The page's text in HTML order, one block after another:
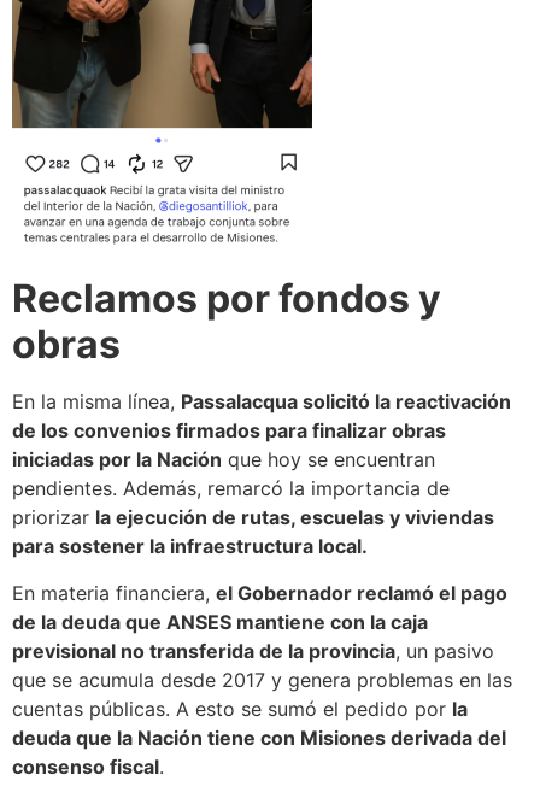
Reclamos por fondos y
obras
En la misma línea, Passalacqua solicitó la reactivación
de los convenios firmados para finalizar obras
iniciadas por la Nación que hoy se encuentran
pendientes. Además, remarcó la importancia de
priorizar la ejecución de rutas, escuelas y viviendas
para sostener la infraestructura local.
En materia financiera, el Gobernador reclamó el pago
de la deuda que ANSES mantiene con la caja
previsional no transferida de la provincia, un pasivo
que se acumula desde 2017 y genera problemas en las
cuentas públicas. A esto se sumó el pedido por la
deuda que la Nación tiene con Misiones derivada del
consenso fiscal.